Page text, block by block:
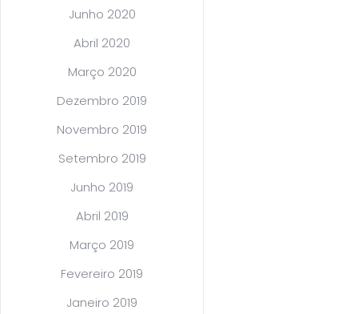
Junho 2020
Abril 2020
Março 2020
Dezembro 2019
Novembro 2019
Setembro 2019
Junho 2019
Abril 2019
Março 2019
Fevereiro 2019
Janeiro 2019